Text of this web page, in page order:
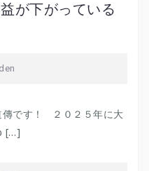
が下がっている
傳です！ ２０２５年に大
[…]